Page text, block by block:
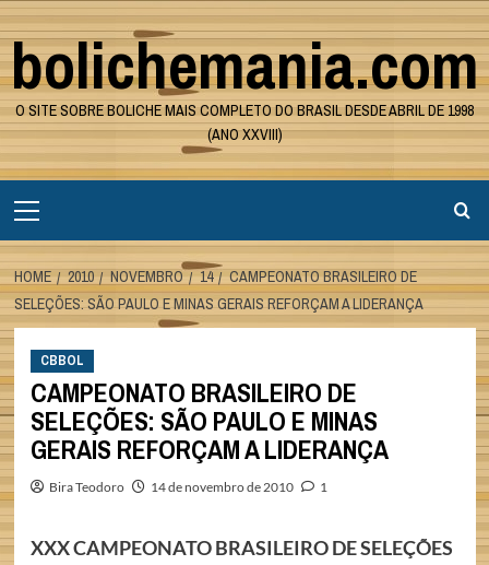
Skip
to
content
bolichemania.com
O SITE SOBRE BOLICHE MAIS COMPLETO DO BRASIL DESDE ABRIL DE 1998
(ANO XXVIII)
Menu
HOME 2010 NOVEMBRO 14
CAMPEONATO BRASILEIRO DE
SELEÇÕES: SÃO PAULO E MINAS GERAIS REFORÇAM A LIDERANÇA
CBBOL
CAMPEONATO BRASILEIRO DE
SELEÇÕES: SÃO PAULO E MINAS
GERAIS REFORÇAM A LIDERANÇA
Bira Teodoro 14 de novembro de 2010 1
XXX CAMPEONATO BRASILEIRO DE SELEÇÕES